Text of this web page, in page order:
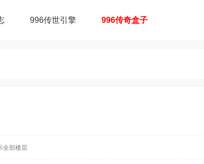
996传世引擎 996传奇盒子
全部楼层